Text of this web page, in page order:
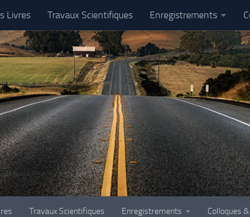
Livres Travaux Scientifiques Enregistrements
Travaux Scientifiques Enregistrements Colloques